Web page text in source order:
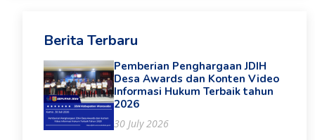
Berita Terbaru
Pemberian Penghargaan JDIH
Desa Awards dan Konten Video
Informasi Hukum Terbaik tahun
2026
30 July 2026